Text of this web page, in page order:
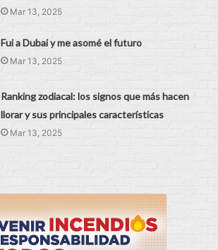
Mar 13, 2025
Fui a Dubai y me asomé el futuro
Mar 13, 2025
Ranking zodiacal: los signos que más hacen
llorar y sus principales características
Mar 13, 2025